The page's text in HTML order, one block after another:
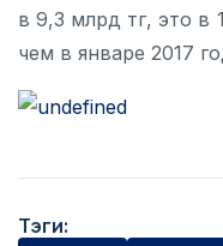
в 9,3 млрд тг, это в
чем в январе 2017
Тэги: